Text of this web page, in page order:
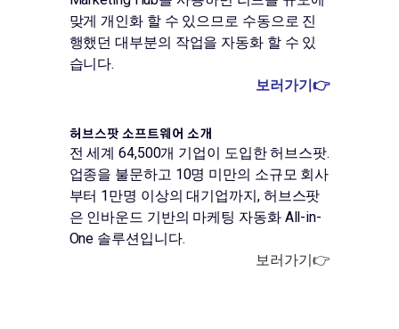
맞게 개인화 할 수 있으므로 수동으로 진
행했던 대부분의 작업을 자동화 할 수 있
습니다.
보러가기👉
허브스팟 소프트웨어 소개
전 세계 64,500개 기업이 도입한 허브스팟.
업종을 불문하고 10명 미만의 소규모 회사
부터 1만명 이상의 대기업까지, 허브스팟
은 인바운드 기반의 마케팅 자동화 All-in-
One 솔루션입니다.
보러가기👉